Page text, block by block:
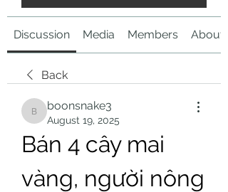
Discussion Media Members About
Back
boonsnake3
boonsnake3
August 19, 2025
Bán 4 cây mai
vàng, người nông